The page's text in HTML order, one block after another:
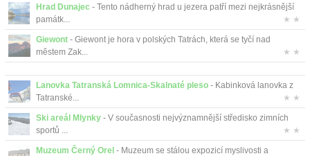
Hrad Dunajec - Tento nádherný hrad u jezera patří mezi nejkrásnější
památk...
★ ★
Giewont - Giewont je hora v polských Tatrách, která se tyčí nad
městem Zak...
★ ★
Lanovka Tatranská Lomnica-Skalnaté pleso - Kabinková lanovka z
Tatranské...
★ ★
Ski areál Mlynky - V současnosti nejvýznamnější středisko zimních
sportů ...
★ ★
Muzeum Černý Orel - Muzeum se stálou expozicí myslivosti a